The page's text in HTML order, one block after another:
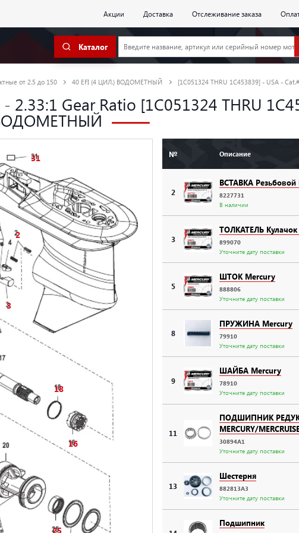
Акции Доставка Отслеживание заказа
Каталог
от 2.5 до 150 40 EFI (4 ЦИЛ.) ВОДОМЕТНЫЙ [1C051324 THRU 1C453839] - USA -
2.33:1 Gear Ratio [1C051324 THRU
2
3
16
18
25
31 № Описание
2
ВСТАВКА Резьбовой
8227731
В наличии
3
ТОЛКАТЕЛЬ
899070
Уточните дату поставки
5
ШТОК Mercury
888806
Уточните дату поставки
8
ПРУЖИНА Mercury
79910
Уточните дату поставки
9
ШАЙБА Mercury
78910
Уточните дату поставки
11
ПОДШИПНИК
MERCURY/
30894A1
Уточните дату поставки
13
Шестерня
882813A3
Уточните дату поставки
Подшипник